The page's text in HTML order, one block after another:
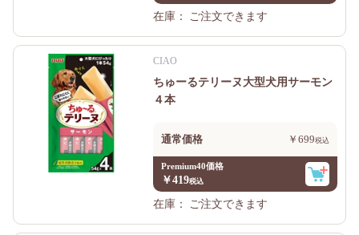
在庫：
ご注文できます
CIAO
ちゅーるテリーヌ大型犬用サーモン
４本
通常価格 ￥699
Premium40価格
￥419
在庫：
ご注文できます